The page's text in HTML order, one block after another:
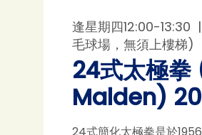
逢星期四12:00-13:30
  |
毛球場，無須上樓梯)
24式太極
Malden)